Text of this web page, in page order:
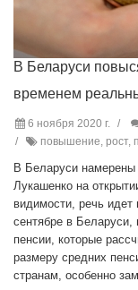
В Беларуси
временем
6 ноября 2020 г.
повышение, рост,
В Беларуси намерены
Лукашенко на
видимости, речь
сентябре в
пенсии, которые
размеру средних
странам, особенно